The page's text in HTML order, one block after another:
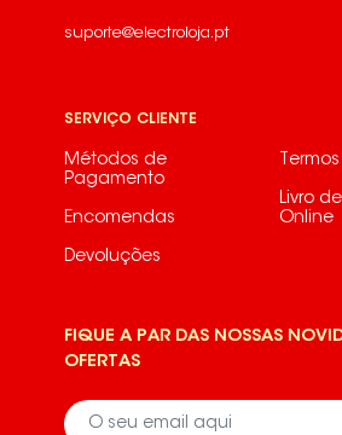
suporte@electroloja.pt
SERVIÇO CLIENTE
Métodos de
Pagamento
Encomendas
Devoluções
Livro
Online
FIQUE A PAR DAS NOSSAS
OFERTAS